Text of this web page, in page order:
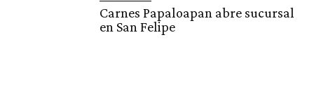
Carnes Papaloapan abre sucursal
en San Felipe